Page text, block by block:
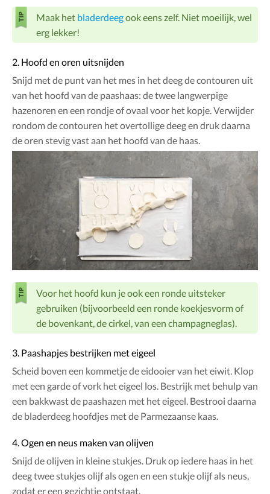
Maak het bladerdeegook eens zelf. Niet moeilijk, wel
erg lekker!
2. Hoofd en oren uitsnijden
Snijd met de punt van het mes in het deeg de contouren uit
van het hoofd van de paashaas: de twee langwerpige
hazenoren en een rondje of ovaal voor het kopje. Verwijder
rondom de contouren het overtollige deeg en druk daarna
de oren stevig vast aan het hoofd van de haas.
Voor het hoofd kun je ook een ronde uitsteker
gebruiken (bijvoorbeeld een ronde koekjesvorm of
de bovenkant, de cirkel, van een champagneglas).
3. Paashapjes bestrijken met eigeel
Scheid boven een kommetje de eidooier van het eiwit. Klop
met een garde of vork het eigeel los. Bestrijk met behulp van
een bakkwast de paashazen met het eigeel. Bestrooi daarna
de bladerdeeg hoofdjes met de Parmezaanse kaas.
4. Ogen en neus maken van olijven
Snijd de olijven in kleine stukjes. Druk op iedere haas in het
deeg twee stukjes olijf als ogen en een stukje olijf als neus,
zodat er een gezichtje ontstaat.